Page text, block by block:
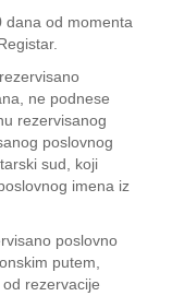
dana od momenta
ne podnese
rezervisanog
poslovnog
sud, koji
imena iz
poslovno
putem,
rezervacije